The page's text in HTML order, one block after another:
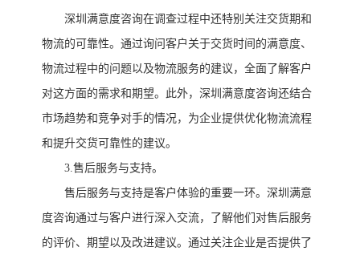
深圳满意度咨询在调查过程中还特别关注交货期和
物流的可靠性。通过询问客户关于交货时间的满意度、
物流过程中的问题以及物流服务的建议，全面了解客户
对这方面的需求和期望。此外， 深圳满意度咨询还结合
市场趋势和竞争对手的情况，为企业提供优化物流流程
和提升交货可靠性的建议。
3.售后服务与支持。
售后服务与支持是客户体验的重要一环。 深圳满意
度咨询通过与客户进行深入交流，了解他们对售后服务
的评价、期望以及改进建议。通过关注企业是否提供了